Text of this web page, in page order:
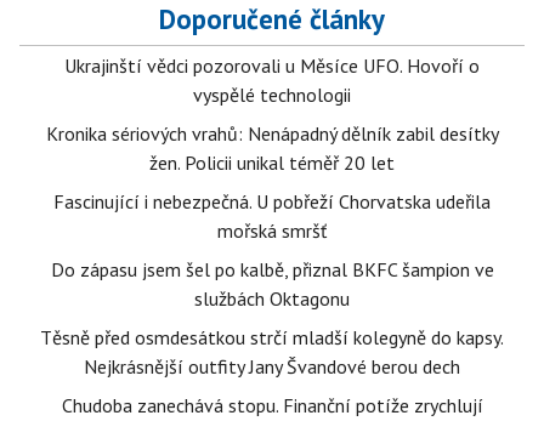
Doporučené články
Ukrajinští vědci pozorovali u Měsíce UFO. Hovoří o
vyspělé technologii
Kronika sériových vrahů: Nenápadný dělník zabil desítky
žen. Policii unikal téměř 20 let
Fascinující i nebezpečná. U pobřeží Chorvatska udeřila
mořská smršť
Do zápasu jsem šel po kalbě, přiznal BKFC šampion ve
službách Oktagonu
Těsně před osmdesátkou strčí mladší kolegyně do kapsy.
Nejkrásnější outfity Jany Švandové berou dech
Chudoba zanechává stopu. Finanční potíže zrychlují